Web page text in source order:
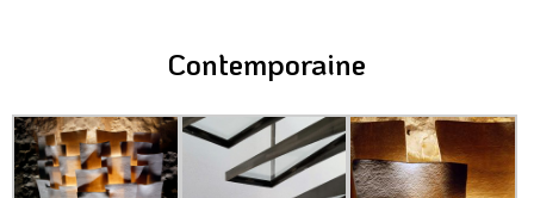
Contemporaine